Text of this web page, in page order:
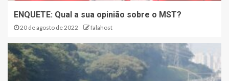
ENQUETE: Qual a sua opinião sobre o MST?
20 de agosto de 2022 falahost